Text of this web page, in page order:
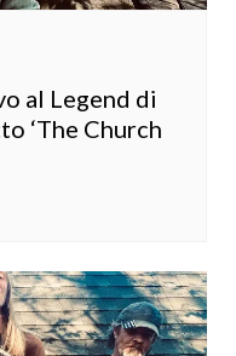
al Legend di
‘The Church